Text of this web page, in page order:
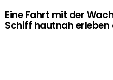
Eine Fahrt mit der
Schiff hautnah erleben